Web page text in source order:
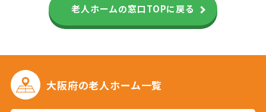
老人ホームの窓口TOPに戻る
大阪府の老人ホーム一覧